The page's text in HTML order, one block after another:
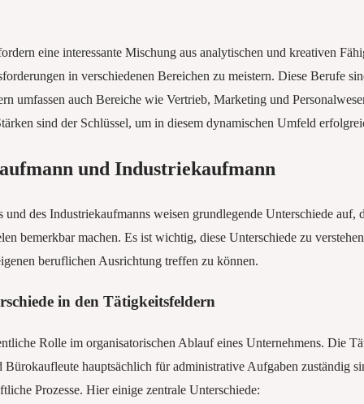
eine interessante Mischung aus analytischen und kreativen
in verschiedenen Bereichen zu meistern. Diese Berufe
umfassen auch Bereiche wie Vertrieb, Marketing und
sind der Schlüssel, um in diesem dynamischen Umfeld
und Industriekaufmann
des Industriekaufmanns weisen grundlegende Unterschiede auf,
bemerkbar machen. Es ist wichtig, diese Unterschiede zu
beruflichen Ausrichtung treffen zu können.
in den Tätigkeitsfeldern
Rolle im organisatorischen Ablauf eines Unternehmens. Die
hauptsächlich für administrative Aufgaben zuständig
Prozesse. Hier einige zentrale Unterschiede: